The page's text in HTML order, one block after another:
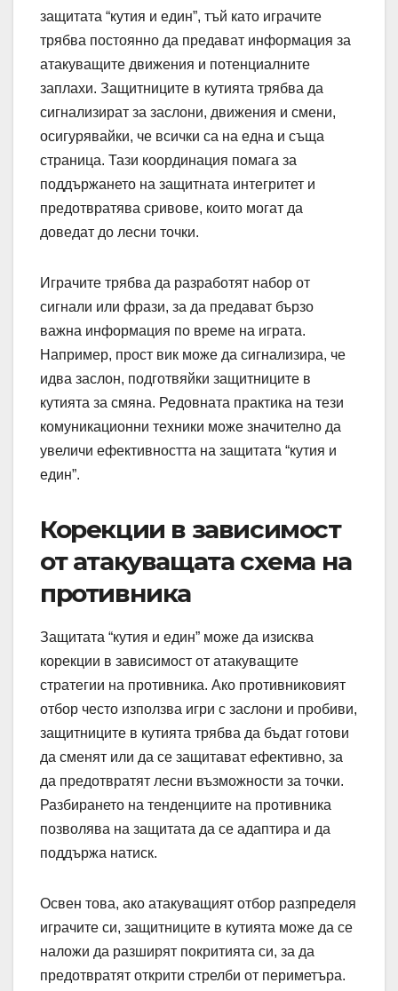
защитата “кутия и един”, тъй като играчите
трябва постоянно да предават информация за
атакуващите движения и потенциалните
заплахи. Защитниците в кутията трябва да
сигнализират за заслони, движения и смени,
осигурявайки, че всички са на една и съща
страница. Тази координация помага за
поддържането на защитната интегритет и
предотвратява сривове, които могат да
доведат до лесни точки.
Играчите трябва да разработят набор от
сигнали или фрази, за да предават бързо
важна информация по време на играта.
Например, прост вик може да сигнализира, че
идва заслон, подготвяйки защитниците в
кутията за смяна. Редовната практика на тези
комуникационни техники може значително да
увеличи ефективността на защитата “кутия и
един”.
Корекции в зависимост
от атакуващата схема на
противника
Защитата “кутия и един” може да изисква
корекции в зависимост от атакуващите
стратегии на противника. Ако противниковият
отбор често използва игри с заслони и пробиви,
защитниците в кутията трябва да бъдат готови
да сменят или да се защитават ефективно, за
да предотвратят лесни възможности за точки.
Разбирането на тенденциите на противника
позволява на защитата да се адаптира и да
поддържа натиск.
Освен това, ако атакуващият отбор разпределя
играчите си, защитниците в кутията може да се
наложи да разширят покритията си, за да
предотвратят открити стрелби от периметъра.